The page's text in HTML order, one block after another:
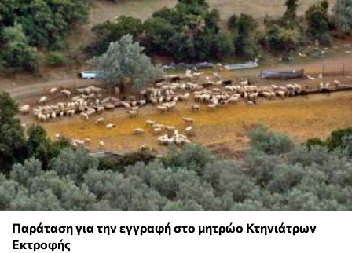
Παράταση για την εγγραφή στο μητρώο Κτηνιάτρων
Εκτροφής